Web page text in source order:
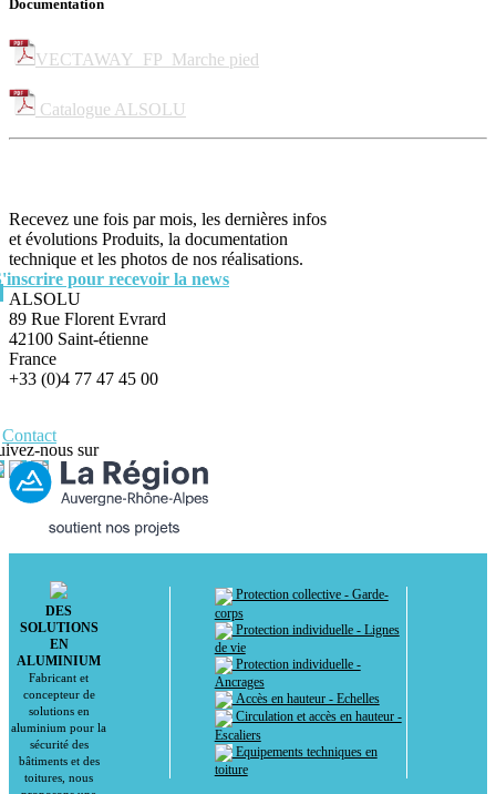
Documentation
VECTAWAY_FP_Marche pied
Catalogue ALSOLU
Recevez une fois par mois, les dernières infos
et évolutions Produits, la documentation
technique et les photos de nos réalisations.
pour recevoir la news
ALSOLU
89 Rue Florent Evrard
42100 Saint-étienne
France
+33 (0)4 77 47 45 00
Contact
nous sur
DES
SOLUTIONS
EN
ALUMINIUM
Fabricant et
concepteur de
solutions en
aluminium pour la
sécurité des
bâtiments et des
toitures, nous
Protection collective - Garde-
corps
Protection individuelle - Lignes
de vie
Protection individuelle -
Ancrages
Accès en hauteur - Echelles
Circulation et accès en hauteur -
Escaliers
Equipements techniques en
toiture